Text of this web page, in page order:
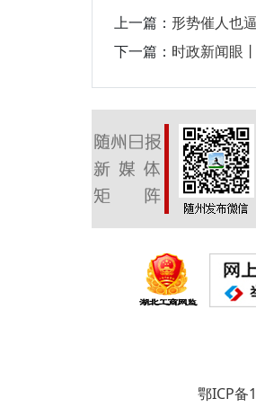
上一篇： 形势催人也
下一篇： 时政新闻眼
鄂ICP备